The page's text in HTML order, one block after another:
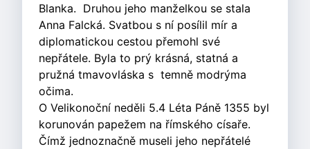
Blanka. Druhou jeho manželkou se stala
Anna Falcká. Svatbou s ní posílil mír a
diplomatickou cestou přemohl své
nepřátele. Byla to prý krásná, statná a
pružná tmavovláska s temně modrýma
očima.
O Velikonoční neděli 5.4 Léta Páně 1355 byl
korunován papežem na římského císaře.
Čímž jednoznačně museli jeho nepřátelé